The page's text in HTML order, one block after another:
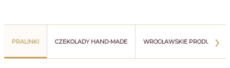
PRALINKI CZEKOLADY HAND-MADE WROCŁAWSKIE PRODUKTY
›